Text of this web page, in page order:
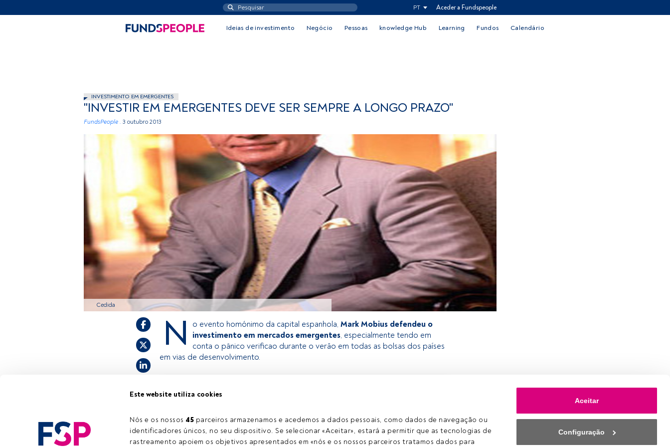
Este website utiliza cookies
Nós e os nossos 45 parceiros armazenamos e acedemos a dados pessoais, como dados de navegação ou
identificadores únicos, no seu dispositivo. Se selecionar «Aceitar», estará a permitir que as tecnologias de
rastreamento apoiem os objetivos apresentados em «nós e os nossos parceiros tratamos dados para
Aceitar
Configuração
PT Aceder a Fundspeople
Ideias de investimento Negócio Pessoas knowledge Hub Learning Fundos Calendário
INVESTIMENTO EM EMERGENTES
"INVESTIR EM EMERGENTES DEVE SER SEMPRE A LONGO PRAZO"
FundsPeople . 3 outubro 2013
Cedida
Tempo de leitura:2 min.
N o evento homónimo da capital espanhola, Mark Mobius defendeu o
investimento em mercados emergentes, especialmente tendo em
conta o pânico verificao durante o verão em todas as bolsas dos países
em vias de desenvolvimento.
Este é um artigo exclusivo para os utilizadores registados da FundsPeople. Se já
convidamo-lo a registar-se e a desfrutar de todo o universo que a
FundsPeople oferece.
Aceder a Fundspeople